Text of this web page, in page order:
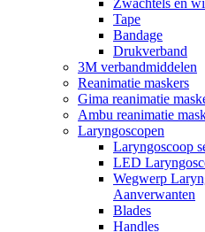
Tape
Bandage
Drukverband
3M verbandmiddelen
Reanimatie maskers
Gima reanimatie
Ambu reanimatie
Laryngoscopen
Laryngoscoop
LED
Wegwerp
Aanverwanten
Blades
Handles